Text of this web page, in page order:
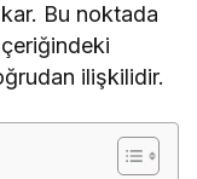
Bu noktada
ilişkilidir.